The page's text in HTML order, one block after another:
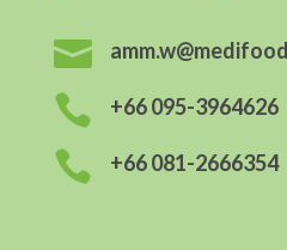

 +66 095-3964626
 +66 081-2666354